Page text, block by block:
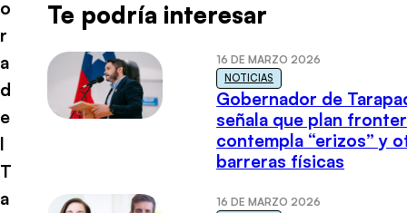
o
r
a
d
e
l
T
a
Te podría interesar
16 DE MARZO 2026
NOTICIAS
Gobernador de
señala que plan
contempla “erizos” y
barreras físicas
16 DE MARZO 2026